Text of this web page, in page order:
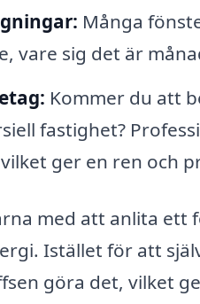
Många
vare sig det är
Kommer du att
fastighet?
ger en ren och
med att anlita
Istället för att
göra det, vilket